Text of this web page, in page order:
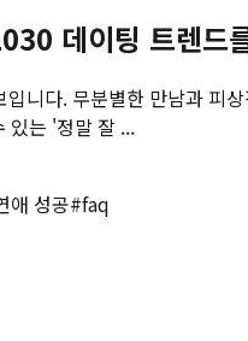
데이팅 트렌드
니다. 무분별한 만남과 피
있는 '정말 잘 ...
애 성공#faq